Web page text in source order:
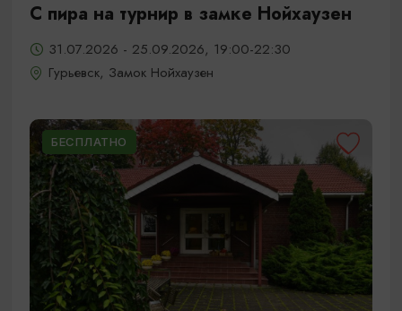
С пира на турнир в замке Нойхаузен
31.07.2026 - 25.09.2026, 19:00-22:30
Гурьевск, Замок Нойхаузен
БЕСПЛАТНО